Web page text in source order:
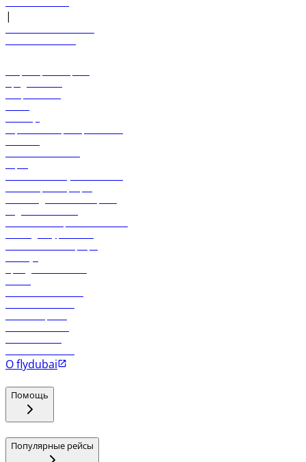
|
О flydubai
Помощь
Популярные рейсы